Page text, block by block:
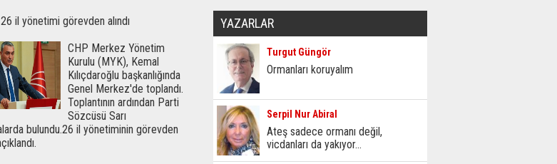
il yönetimi görevden alındı
CHP Merkez Yönetim
Kurulu (MYK), Kemal
Kılıçdaroğlu başkanlığında
Genel Merkez'de toplandı.
Toplantının ardından Parti
Sözcüsü Sarı
bulundu.26 il yönetiminin görevden
YAZARLAR
Turgut Güngör
Ormanları koruyalım
Serpil Nur Abiral
Ateş sadece ormanı değil,
vicdanları da yakıyor...